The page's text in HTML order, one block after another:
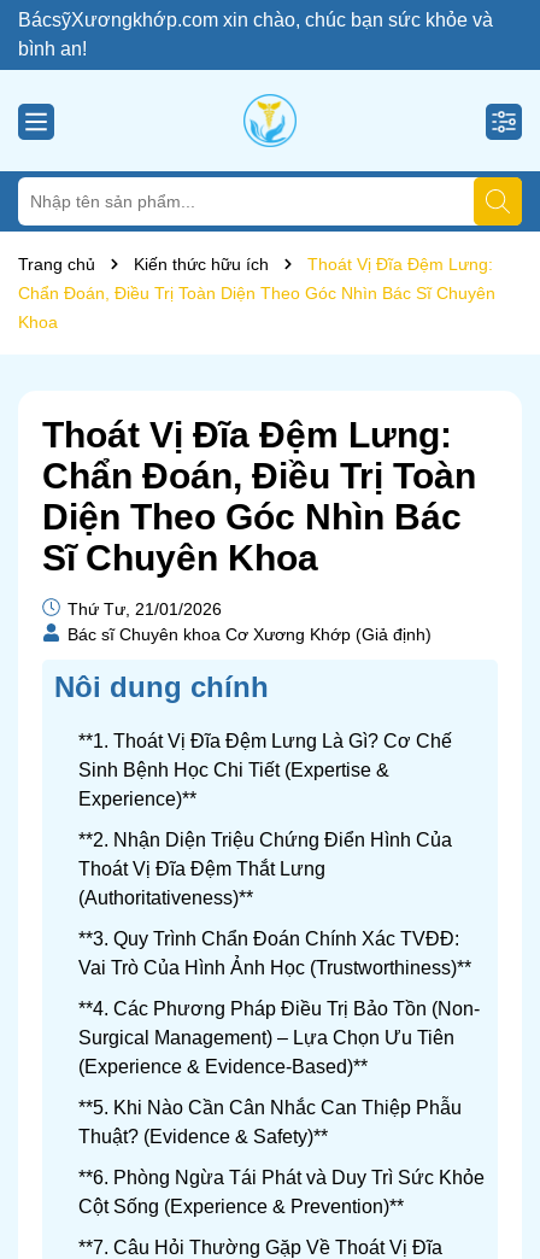
BácsỹXươngkhớp.com xin chào, chúc bạn sức khỏe và
bình an!
Trang chủ Kiến thức hữu ích
Thoát Vị Đĩa Đệm Lưng:
Chẩn Đoán, Điều Trị Toàn Diện Theo Góc Nhìn Bác Sĩ Chuyên
Khoa
Thoát Vị Đĩa Đệm Lưng:
Chẩn Đoán, Điều Trị Toàn
Diện Theo Góc Nhìn Bác
Sĩ Chuyên Khoa
Thứ Tư, 21/01/2026
Bác sĩ Chuyên khoa Cơ Xương Khớp (Giả định)
Nôi dung chính
**1. Thoát Vị Đĩa Đệm Lưng Là Gì? Cơ Chế
Sinh Bệnh Học Chi Tiết (Expertise &
Experience)**
**2. Nhận Diện Triệu Chứng Điển Hình Của
Thoát Vị Đĩa Đệm Thắt Lưng
(Authoritativeness)**
**3. Quy Trình Chẩn Đoán Chính Xác TVĐĐ:
Vai Trò Của Hình Ảnh Học (Trustworthiness)**
**4. Các Phương Pháp Điều Trị Bảo Tồn (Non-
Surgical Management) – Lựa Chọn Ưu Tiên
(Experience & Evidence-Based)**
**5. Khi Nào Cần Cân Nhắc Can Thiệp Phẫu
Thuật? (Evidence & Safety)**
**6. Phòng Ngừa Tái Phát và Duy Trì Sức Khỏe
Cột Sống (Experience & Prevention)**
**7. Câu Hỏi Thường Gặp Về Thoát Vị Đĩa